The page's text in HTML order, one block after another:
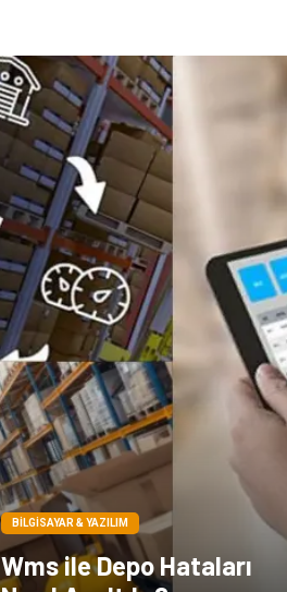
BILGISAYAR & YAZILIM
Wms ile Depo Hataları